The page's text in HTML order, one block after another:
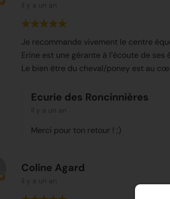
il y a un an
Je recommande vivement le centre
Erine est une gérante à l’écoute de
Le bien être du cheval/poney est au
Ecurie des Roncinnières
il y a un an
Merci pour ton retour ! ;)
Coline Agard
il y a un an